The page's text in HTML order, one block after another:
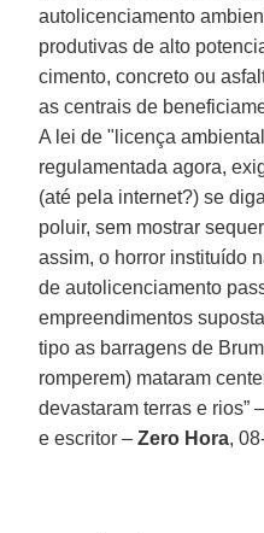
autolicenciamento
produtivas de alto
cimento, concreto ou
as centrais de
A lei de "licença
regulamentada agora,
(até pela internet?) se
poluir, sem mostrar
assim, o horror instituído
de autolicenciamento
empreendimentos
tipo as barragens de
romperem) mataram
devastaram terras e rios” –
e escritor –Zero Hora,